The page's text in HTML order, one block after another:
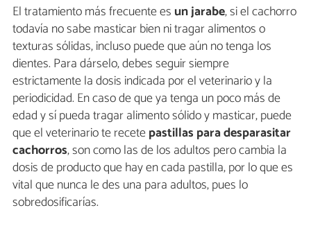
El tratamiento más frecuente es un jarabe, si el cachorro
todavía no sabe masticar bien ni tragar alimentos o
texturas sólidas, incluso puede que aún no tenga los
dientes. Para dárselo, debes seguir siempre
estrictamente la dosis indicada por el veterinario y la
periodicidad. En caso de que ya tenga un poco más de
edad y sí pueda tragar alimento sólido y masticar, puede
que el veterinario te recetepastillas para desparasitar
cachorros, son como las de los adultos pero cambia la
dosis de producto que hay en cada pastilla, por lo que es
vital que nunca le des una para adultos, pues lo
sobredosificarías.